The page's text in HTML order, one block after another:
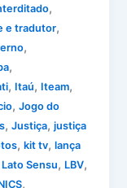
,
e tradutor,
,
,
, Itaú, Iteam,
,Jogo do
,Justiça,justiça
,kit tv,lança
Lato Sensu, LBV,
,